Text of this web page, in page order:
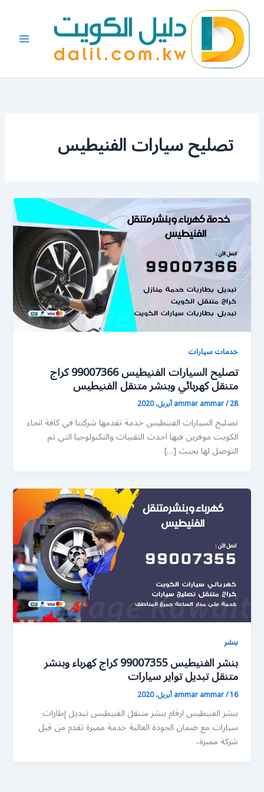
المحتوى
تصليح سيارات الفنيطيس
خدمات سيارات
تصليح السيارات الفنيطيس 99007366 كراج
متنقل كهربائي وبنشر متنقل الفنيطيس
ammar ammar/28 أبريل، 2020
تصليح السيارات الفنيطيس خدمة تقدمها شركتنا في كافة انحاء
الكويت موفرين فيها احدث التقنيات والتكنولوجيا التي تم
التوصل لها بحيث […]
بنشر
بنشر الفنيطيس 99007355 كراج كهرباء وبنشر
متنقل تبديل تواير سيارات
ammar ammar/16 أبريل، 2020
بنشر الفنيطيس ارقام بنشر متنقل الفنيطيس تبديل إطارات
سيارات مع ضمان الجودة العالية خدمة مميزة تقدم من قبل
شركة مميزة،